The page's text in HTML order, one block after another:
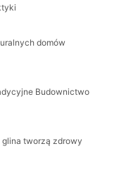
domów
Budownictwo
glina tworzą zdrowy